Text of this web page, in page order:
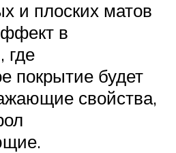
и плоских матов
в
где
покрытие будет
свойства,